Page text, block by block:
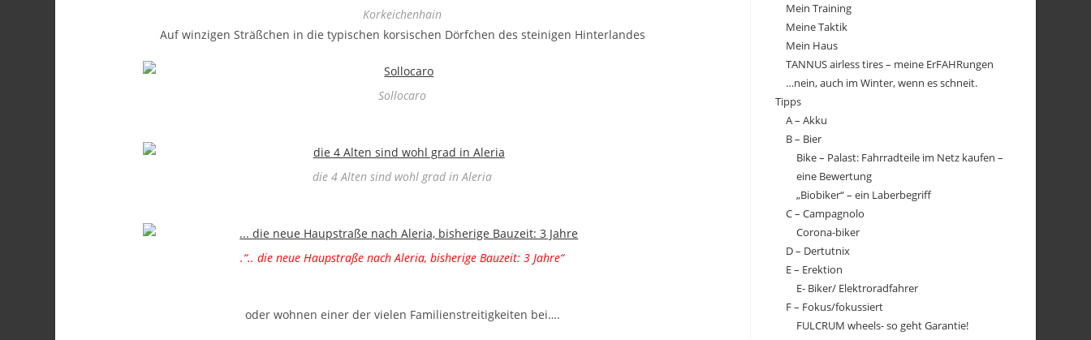
Korkeichenhain
Auf winzigen Sträßchen in die typischen korsischen Dörfchen des steinigen Hinterlandes
Sollocaro
die 4 Alten sind wohl grad in Aleria
.“.. die neue Haupstraße nach Aleria, bisherige Bauzeit: 3 Jahre“
oder wohnen einer der vielen Familienstreitigkeiten bei….
Mein Training
Meine Taktik
Mein Haus
TANNUS airless tires – meine ErFAHRungen
…nein, auch im Winter, wenn es schneit.
Tipps
A – Akku
B – Bier
Bike – Palast: Fahrradteile im Netz kaufen –
eine Bewertung
„Biobiker“ – ein Laberbegriff
C – Campagnolo
Corona-biker
D – Dertutnix
E – Erektion
E- Biker/ Elektroradfahrer
F – Fokus/fokussiert
FULCRUM wheels- so geht Garantie!